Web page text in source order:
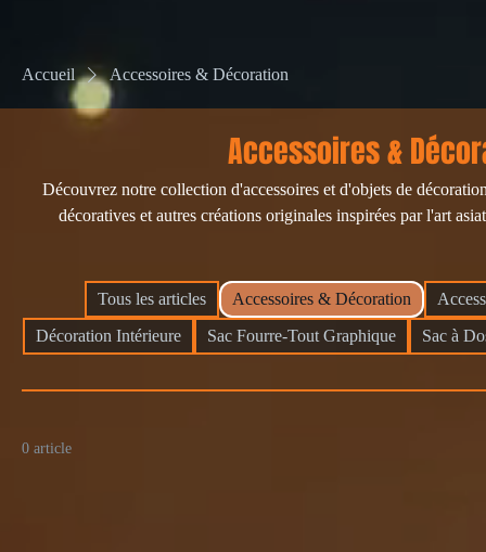
Accueil Accessoires & Décoration
Accessoires &
Découvrez notre collection d'accessoires et d'objets de
décoratives et autres créations originales inspirées par l'art
Tous les articles Accessoires & Décoration
Décoration Intérieure
Sac Fourre-Tout Graphique Sac à
0 article